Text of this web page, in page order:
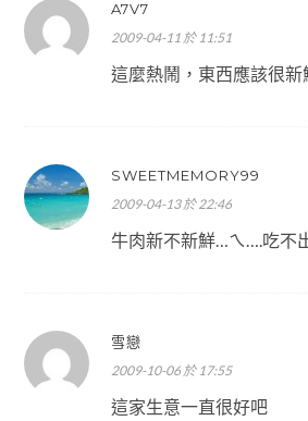
A7V7
2009-04-11 於 11:51
這麼熱鬧，東西應該很新
SWEETMEMORY99
2009-04-13 於 22:46
牛肉新不新鮮…ㄟ….吃不
雪戀
2009-10-06 於 17:55
這家生意一直很好吧